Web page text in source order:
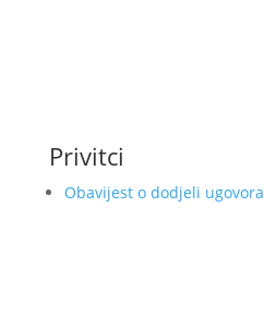
Privitci
Obavijest o dodjeli ugovora